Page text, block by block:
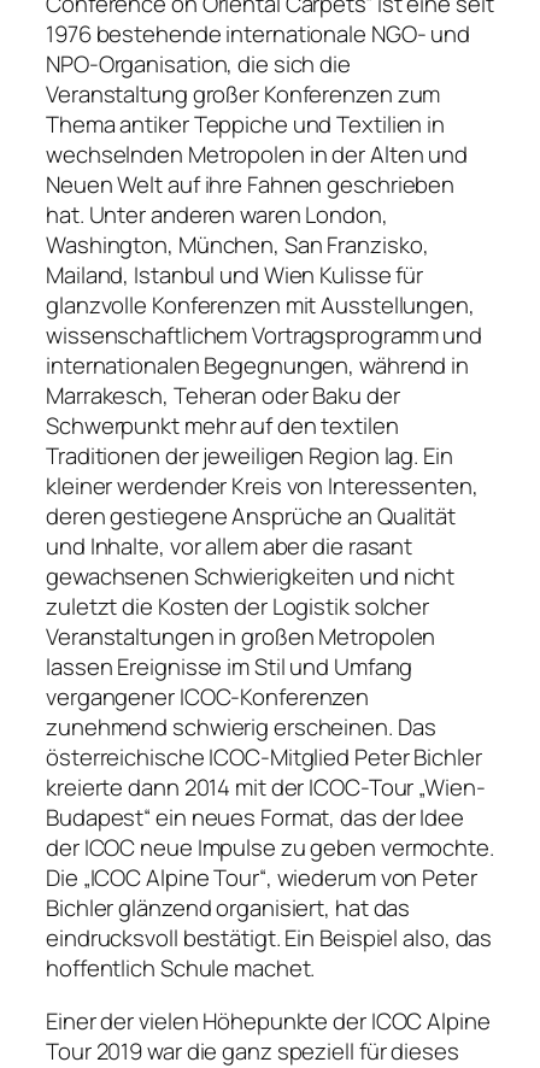
1976 bestehende internationale NGO- und
NPO-Organisation, die sich die
Veranstaltung großer Konferenzen zum
Thema antiker Teppiche und Textilien in
wechselnden Metropolen in der Alten und
Neuen Welt auf ihre Fahnen geschrieben
hat. Unter anderen waren London,
Washington, München, San Franzisko,
Mailand, Istanbul und Wien Kulisse für
glanzvolle Konferenzen mit Ausstellungen,
wissenschaftlichem Vortragsprogramm und
internationalen Begegnungen, während in
Marrakesch, Teheran oder Baku der
Schwerpunkt mehr auf den textilen
Traditionen der jeweiligen Region lag. Ein
kleiner werdender Kreis von Interessenten,
deren gestiegene Ansprüche an Qualität
und Inhalte, vor allem aber die rasant
gewachsenen Schwierigkeiten und nicht
zuletzt die Kosten der Logistik solcher
Veranstaltungen in großen Metropolen
lassen Ereignisse im Stil und Umfang
vergangener ICOC-Konferenzen
zunehmend schwierig erscheinen. Das
österreichische ICOC-Mitglied Peter Bichler
kreierte dann 2014 mit der ICOC-Tour „Wien-
Budapest“ ein neues Format, das der Idee
der ICOC neue Impulse zu geben vermochte.
Die „ICOC Alpine Tour“, wiederum von Peter
Bichler glänzend organisiert, hat das
eindrucksvoll bestätigt. Ein Beispiel also, das
hoffentlich Schule machet.
Einer der vielen Höhepunkte der ICOC Alpine
Tour 2019 war die ganz speziell für dieses